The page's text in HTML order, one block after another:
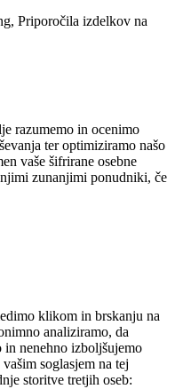
Priporočila izdelkov na
razumemo in ocenimo
ter optimiziramo našo
vaše šifrirane osebne
zunanjimi ponudniki, če
klikom in brskanju na
analiziramo, da
in nenehno izboljšujemo
soglasjem na tej
storitve tretjih oseb: